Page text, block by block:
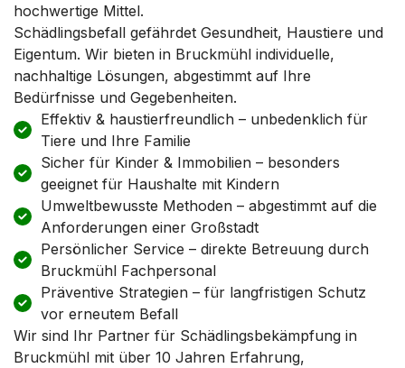
hochwertige Mittel.
Schädlingsbefall gefährdet Gesundheit, Haustiere und
Eigentum. Wir bieten in Bruckmühl individuelle,
nachhaltige Lösungen, abgestimmt auf Ihre
Bedürfnisse und Gegebenheiten.
Effektiv & haustierfreundlich – unbedenklich für
Tiere und Ihre Familie
Sicher für Kinder & Immobilien – besonders
geeignet für Haushalte mit Kindern
Umweltbewusste Methoden – abgestimmt auf die
Anforderungen einer Großstadt
Persönlicher Service – direkte Betreuung durch
Bruckmühl Fachpersonal
Präventive Strategien – für langfristigen Schutz
vor erneutem Befall
Wir sind Ihr Partner für Schädlingsbekämpfung in
Bruckmühl mit über 10 Jahren Erfahrung,